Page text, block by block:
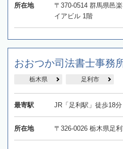
所在地
〒370-0514 群馬県邑
イアビル 1階
おおつか司法書士事務
栃木県 足利市
最寄駅 JR「足利駅」徒歩18分
所在地 〒326-0026 栃木県足